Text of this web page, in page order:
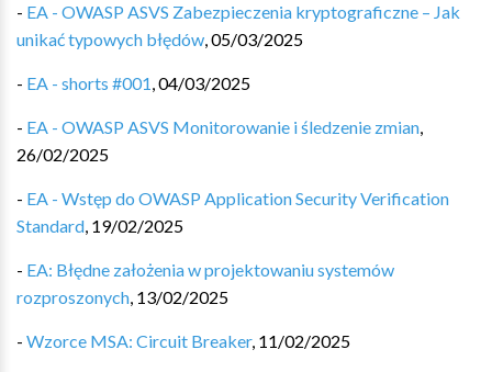
- EA - OWASP ASVS Zabezpieczenia kryptograficzne – Jak
unikać typowych błędów,05/03/2025
- EA - shorts #001,04/03/2025
- EA - OWASP ASVS Monitorowanie i śledzenie zmian,
26/02/2025
- EA - Wstęp do OWASP Application Security Verification
Standard, 19/02/2025
- EA: Błędne założenia w projektowaniu systemów
rozproszonych, 13/02/2025
- Wzorce MSA: Circuit Breaker, 11/02/2025